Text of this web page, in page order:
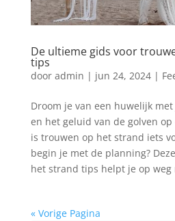
De ultieme gids voor
tips
door admin | jun 24, 2024|
Droom je van een huwelijk
en het geluid van de golven
is trouwen op het strand iets
begin je met de planning?
het strand tips helpt je op
« Vorige Pagina